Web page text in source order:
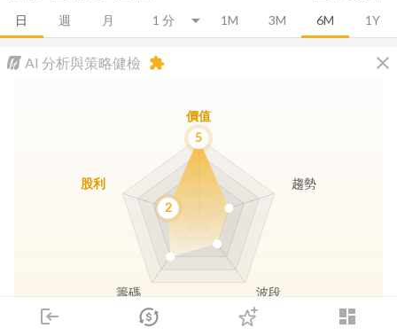
login dashboard
市場 登入
日 週 月 1M 3M 6M 1Y
AI 分析與策略健檢 close
extension
價值
趨勢
波段
籌碼
股利
5
2